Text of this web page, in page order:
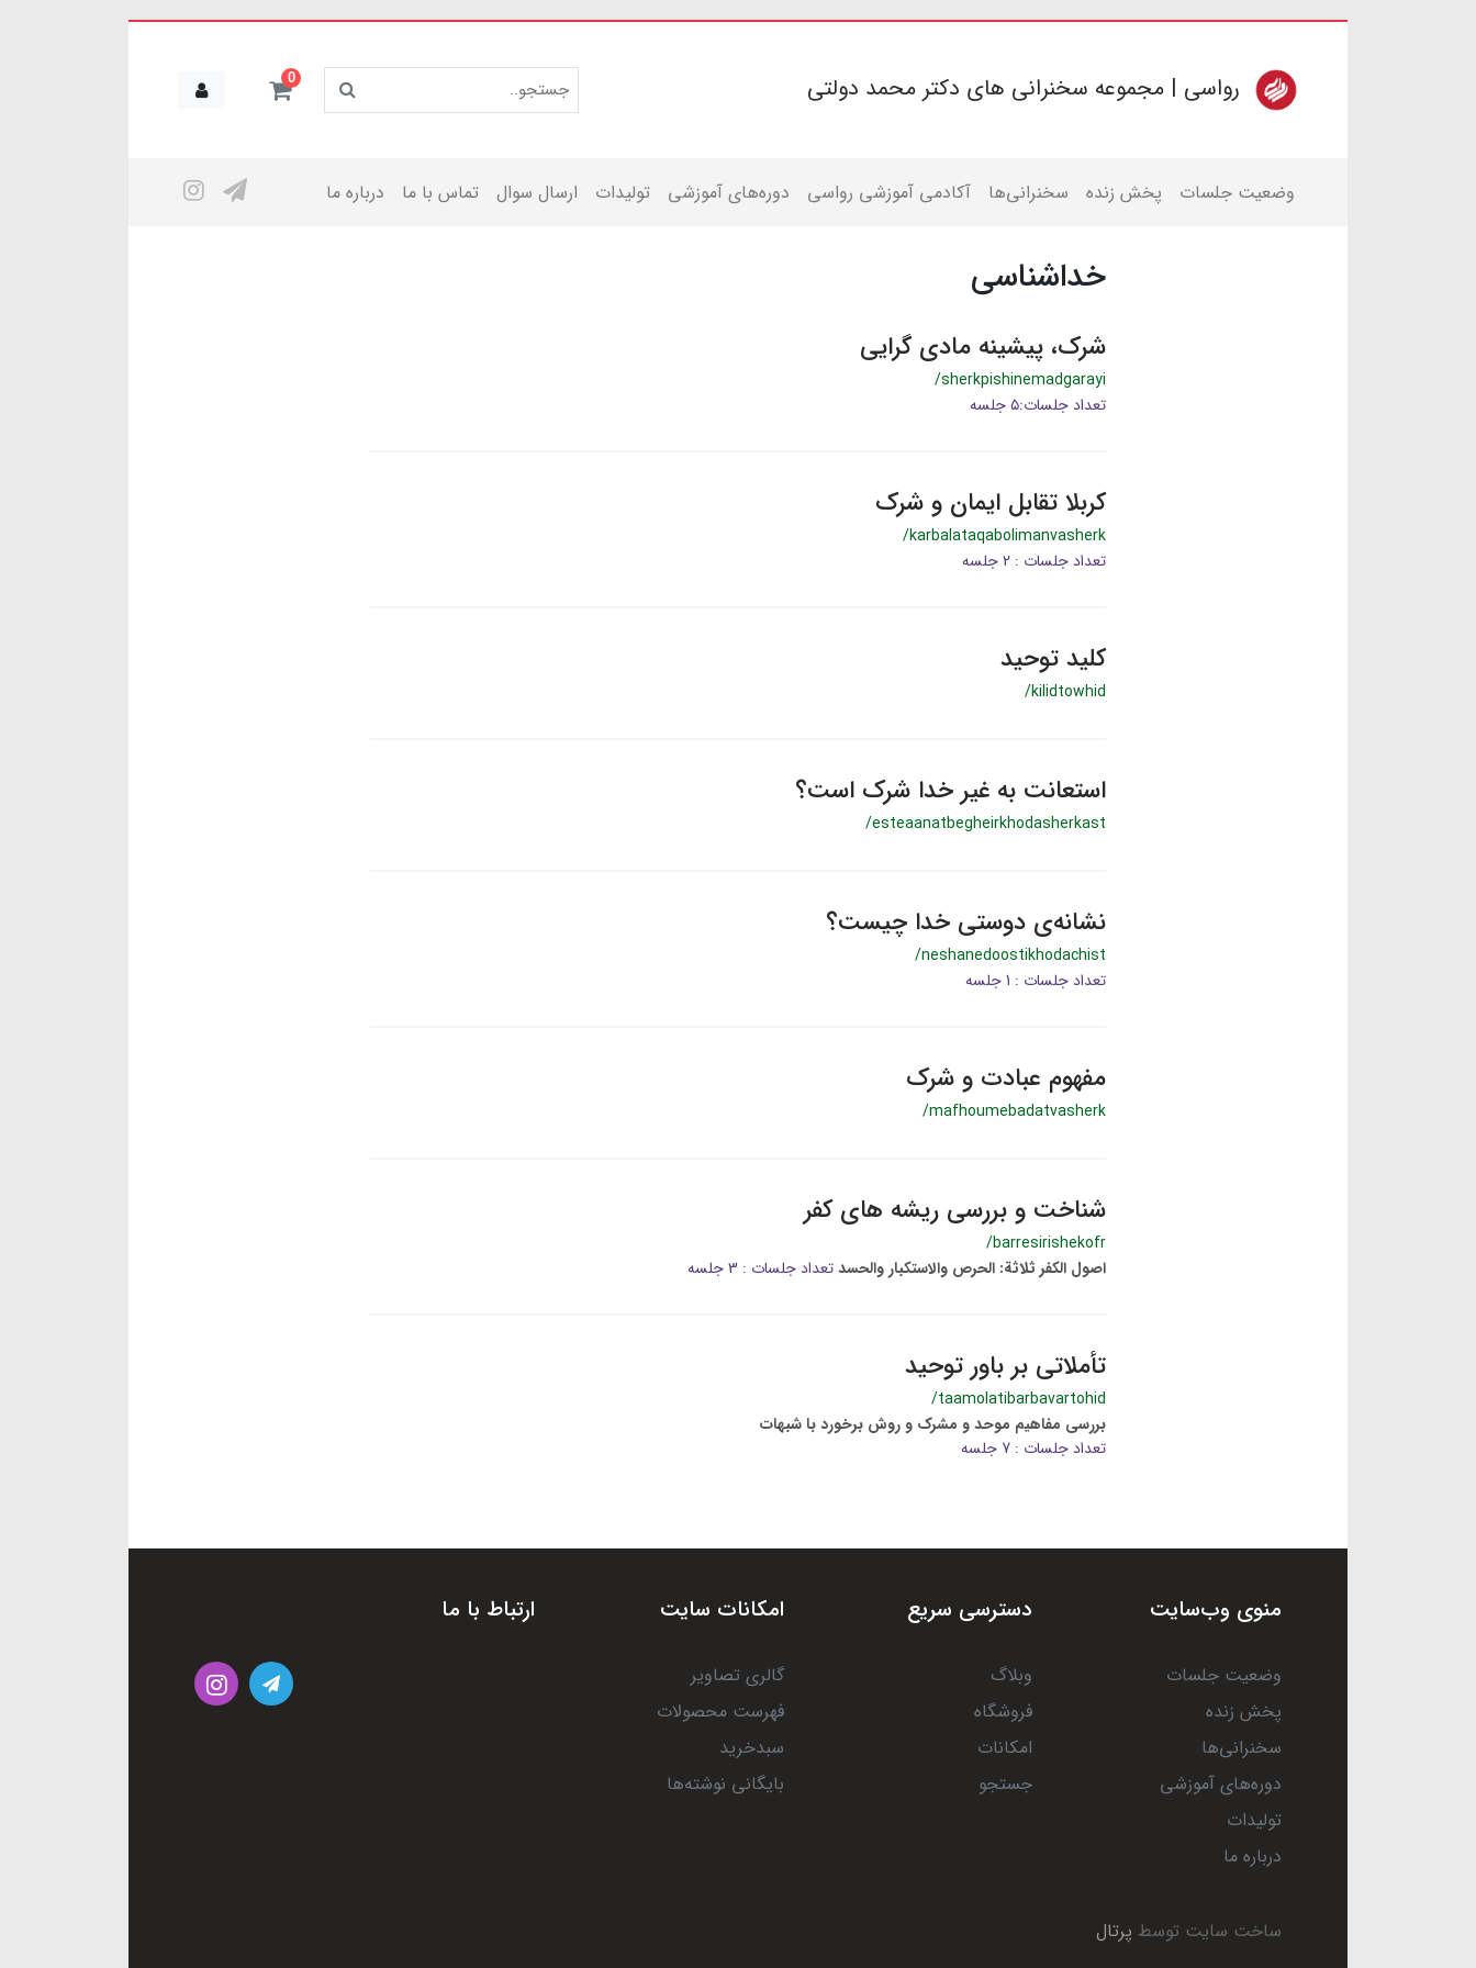
رواسی | مجموعه سخنرانی های دکتر محمد دولتی 0
وضعیت جلسات پخش زنده سخنرانی‌ها آکادمی آموزشی رواسی دوره‌های آموزشی تولیدات ارسال سوال تماس با ما درباره ما
خداشناسی
شرک، پیشینه مادی گرایی
/sherkpishinemadgarayi
تعداد جلسات:۵ جلسه
کربلا تقابل ایمان و شرک
/karbalataqabolimanvasherk
تعداد جلسات : 2 جلسه
کلید توحید
/kilidtowhid
استعانت به غیر خدا شرک است؟
/esteaanatbegheirkhodasherkast
نشانه‌ی دوستی خدا چیست؟
/neshanedoostikhodachist
تعداد جلسات : 1 جلسه
مفهوم عبادت و شرک
/mafhoumebadatvasherk
شناخت و بررسی ریشه های کفر
/barresirishekofr
اصول الکفر ثلاثة: الحرص والاستکبار والحسدتعداد جلسات : 3 جلسه
تأملاتی بر باور توحید
/taamolatibarbavartohid
بررسی مفاهیم موحد و مشرک و روش برخورد با شبهات
تعداد جلسات : 7 جلسه
منوی وب‌سایت
وضعیت جلسات
پخش زنده
سخنرانی‌ها
دوره‌های آموزشی
تولیدات
درباره ما
دسترسی سریع
وبلاگ
فروشگاه
امکانات
جستجو
امکانات سایت
گالری تصاویر
فهرست محصولات
سبدخرید
بایگانی نوشته‌ها
ارتباط با ما
ساخت سایت توسط پرتال